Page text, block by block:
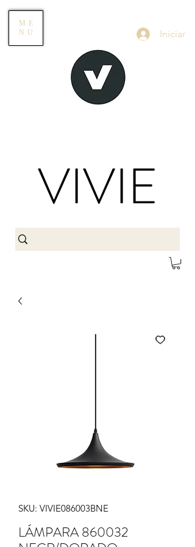
ME
NU
Iniciar
VIVIE
SKU: VIVIE086003BNE
LÁMPARA 860032